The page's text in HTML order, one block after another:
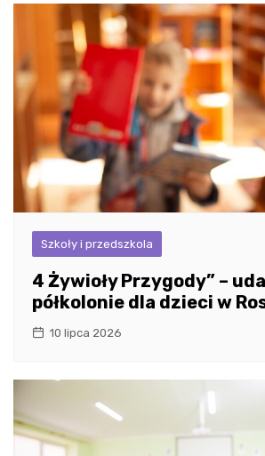
Szkoły i przedszkola
4 Żywioły Przygody” –
półkolonie dla dzieci w
10 lipca 2026